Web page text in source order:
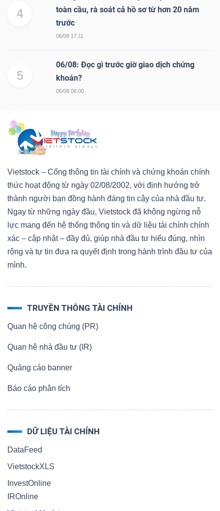
4
toàn cầu, rà soát cả hồ sơ từ hơn 20 năm
trước
06/08 17:11
5
06/08: Đọc gì trước giờ giao dịch chứng
khoán?
06/08 06:00
Vietstock – Cổng thông tin tài chính và chứng khoán chính
thức hoạt động từ ngày 02/08/2002, với định hướng trở
thành người bạn đồng hành đáng tin cậy của nhà đầu tư.
Ngay từ những ngày đầu, Vietstock đã không ngừng nỗ
lực mang đến hệ thống thông tin và dữ liệu tài chính chính
xác – cập nhật – đầy đủ, giúp nhà đầu tư hiểu đúng, nhìn
rộng và tự tin đưa ra quyết định trong hành trình đầu tư của
mình.
TRUYỀN THÔNG TÀI CHÍNH
Quan hệ công chúng (PR)
Quan hệ nhà đầu tư (IR)
Quảng cáo banner
Báo cáo phân tích
DỮ LIỆU TÀI CHÍNH
DataFeed
VietstockXLS
InvestOnline
IROnline